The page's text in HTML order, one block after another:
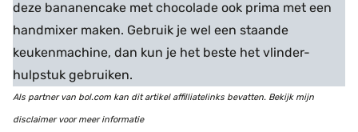
deze bananencake met chocolade ook prima met een
handmixer maken. Gebruik je wel een staande
keukenmachine, dan kun je het beste het vlinder-
hulpstuk gebruiken.
Als partner van bol.com kan dit artikel affilliatelinks bevatten. Bekijk mijn
disclaimer voor meer informatie